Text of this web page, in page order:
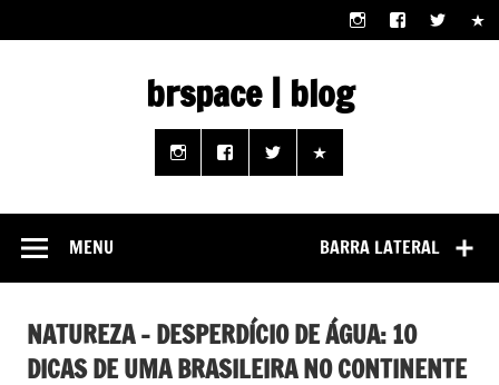
content
brspace | blog
Descubra como a tecnologia pode melhorar sua vida |
Junte-se a nós rumo a um futuro em que o útil e prático
estão ao seu alcance!
BARRA LATERAL
MENU
NATUREZA – DESPERDÍCIO DE ÁGUA: 10
DICAS DE UMA BRASILEIRA NO CONTINENTE